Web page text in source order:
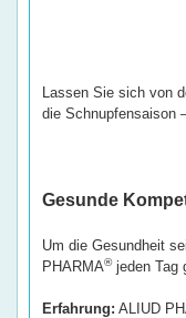
Lassen Sie sich von
die Schnupfensaison
Gesunde
Um die Gesundheit
PHARMA®jeden Tag
Erfahrung: ALIUD